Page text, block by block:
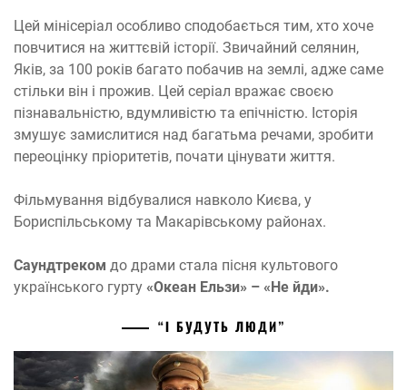
Цей мінісеріал особливо сподобається тим, хто хоче
повчитися на життєвій історії. Звичайний селянин,
Яків, за 100 років багато побачив на землі, адже саме
стільки він і прожив. Цей серіал вражає своєю
пізнавальністю, вдумливістю та епічністю. Історія
змушує замислитися над багатьма речами, зробити
переоцінку пріоритетів, почати цінувати життя.
Фільмування відбувалися навколо Києва, у
Бориспільському та Макарівському районах.
Саундтреком до драми стала пісня культового
українського гурту «Океан Ельзи» – «Не йди».
“І БУДУТЬ ЛЮДИ”